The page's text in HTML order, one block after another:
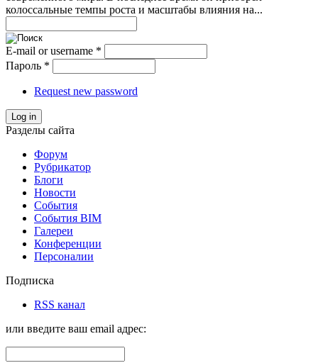
колоссальные темпы роста и масштабы влияния на...
E-mail or username *
Пароль *
Request new password
Log in
Разделы сайта
Форум
Рубрикатор
Блоги
Новости
События
События BIM
Галереи
Конференции
Персоналии
Подписка
RSS канал
или введите ваш email адрес: